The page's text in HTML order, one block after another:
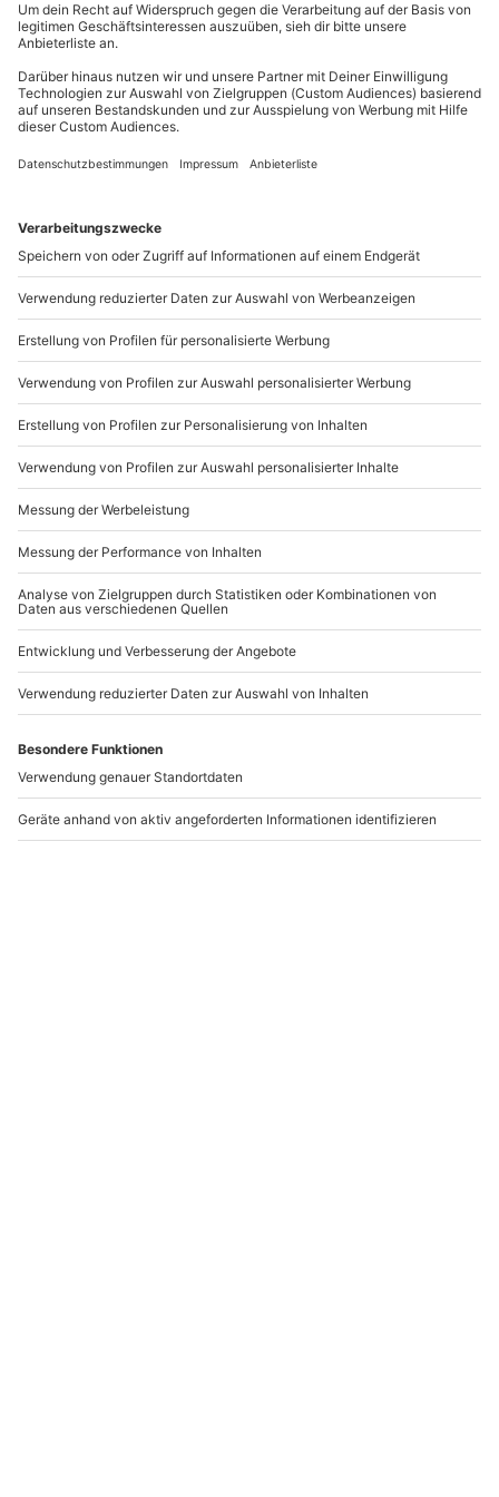
außer an bundesweiten Feiertagen:
Mo-Fr: 8-20 Uhr | Sa: 10-16 Uhr
Du möchtest als Firma bestellen?
Sichere Dir attraktive Firmenkunden Vorteile.
Mo-Fr: 9-17 Uhr
b2b@mydays.de
www.b2b.mydays.de/
Artikelnummer: 22483
Andere Produkte entdecken
Wein Seminar Bern
Bern - Weissenbühl
1 Person
109,90 €
Weinseminar für
Bern
1 Person
109,90 €